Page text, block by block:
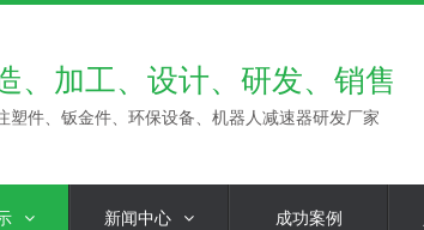
、加工、设计、研发、销售
塑件、钣金件、环保设备、机器人减速器研发厂家
新闻中心 成功案例